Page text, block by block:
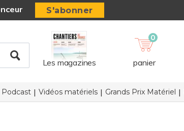
S'abonner
Les magazines
0
panier
Podcast Vidéos matériels Grands Prix Matériel